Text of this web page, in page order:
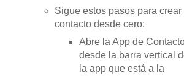
Sigue estos pasos para crear
contacto desde cero:
Abre la App de
desde la barra vertical
la app que está a la